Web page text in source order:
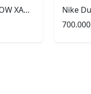
NIKE DUNK LOW XANH THAN BLUE
700.000